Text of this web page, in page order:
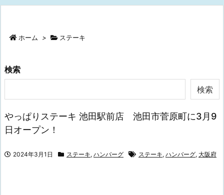
ホーム > ステーキ
検索
検索
やっぱりステーキ 池田駅前店 池田市菅原町に3月9
日オープン！
2024年3月1日 ステーキ, ハンバーグ ステーキ, ハンバーグ, 大阪府